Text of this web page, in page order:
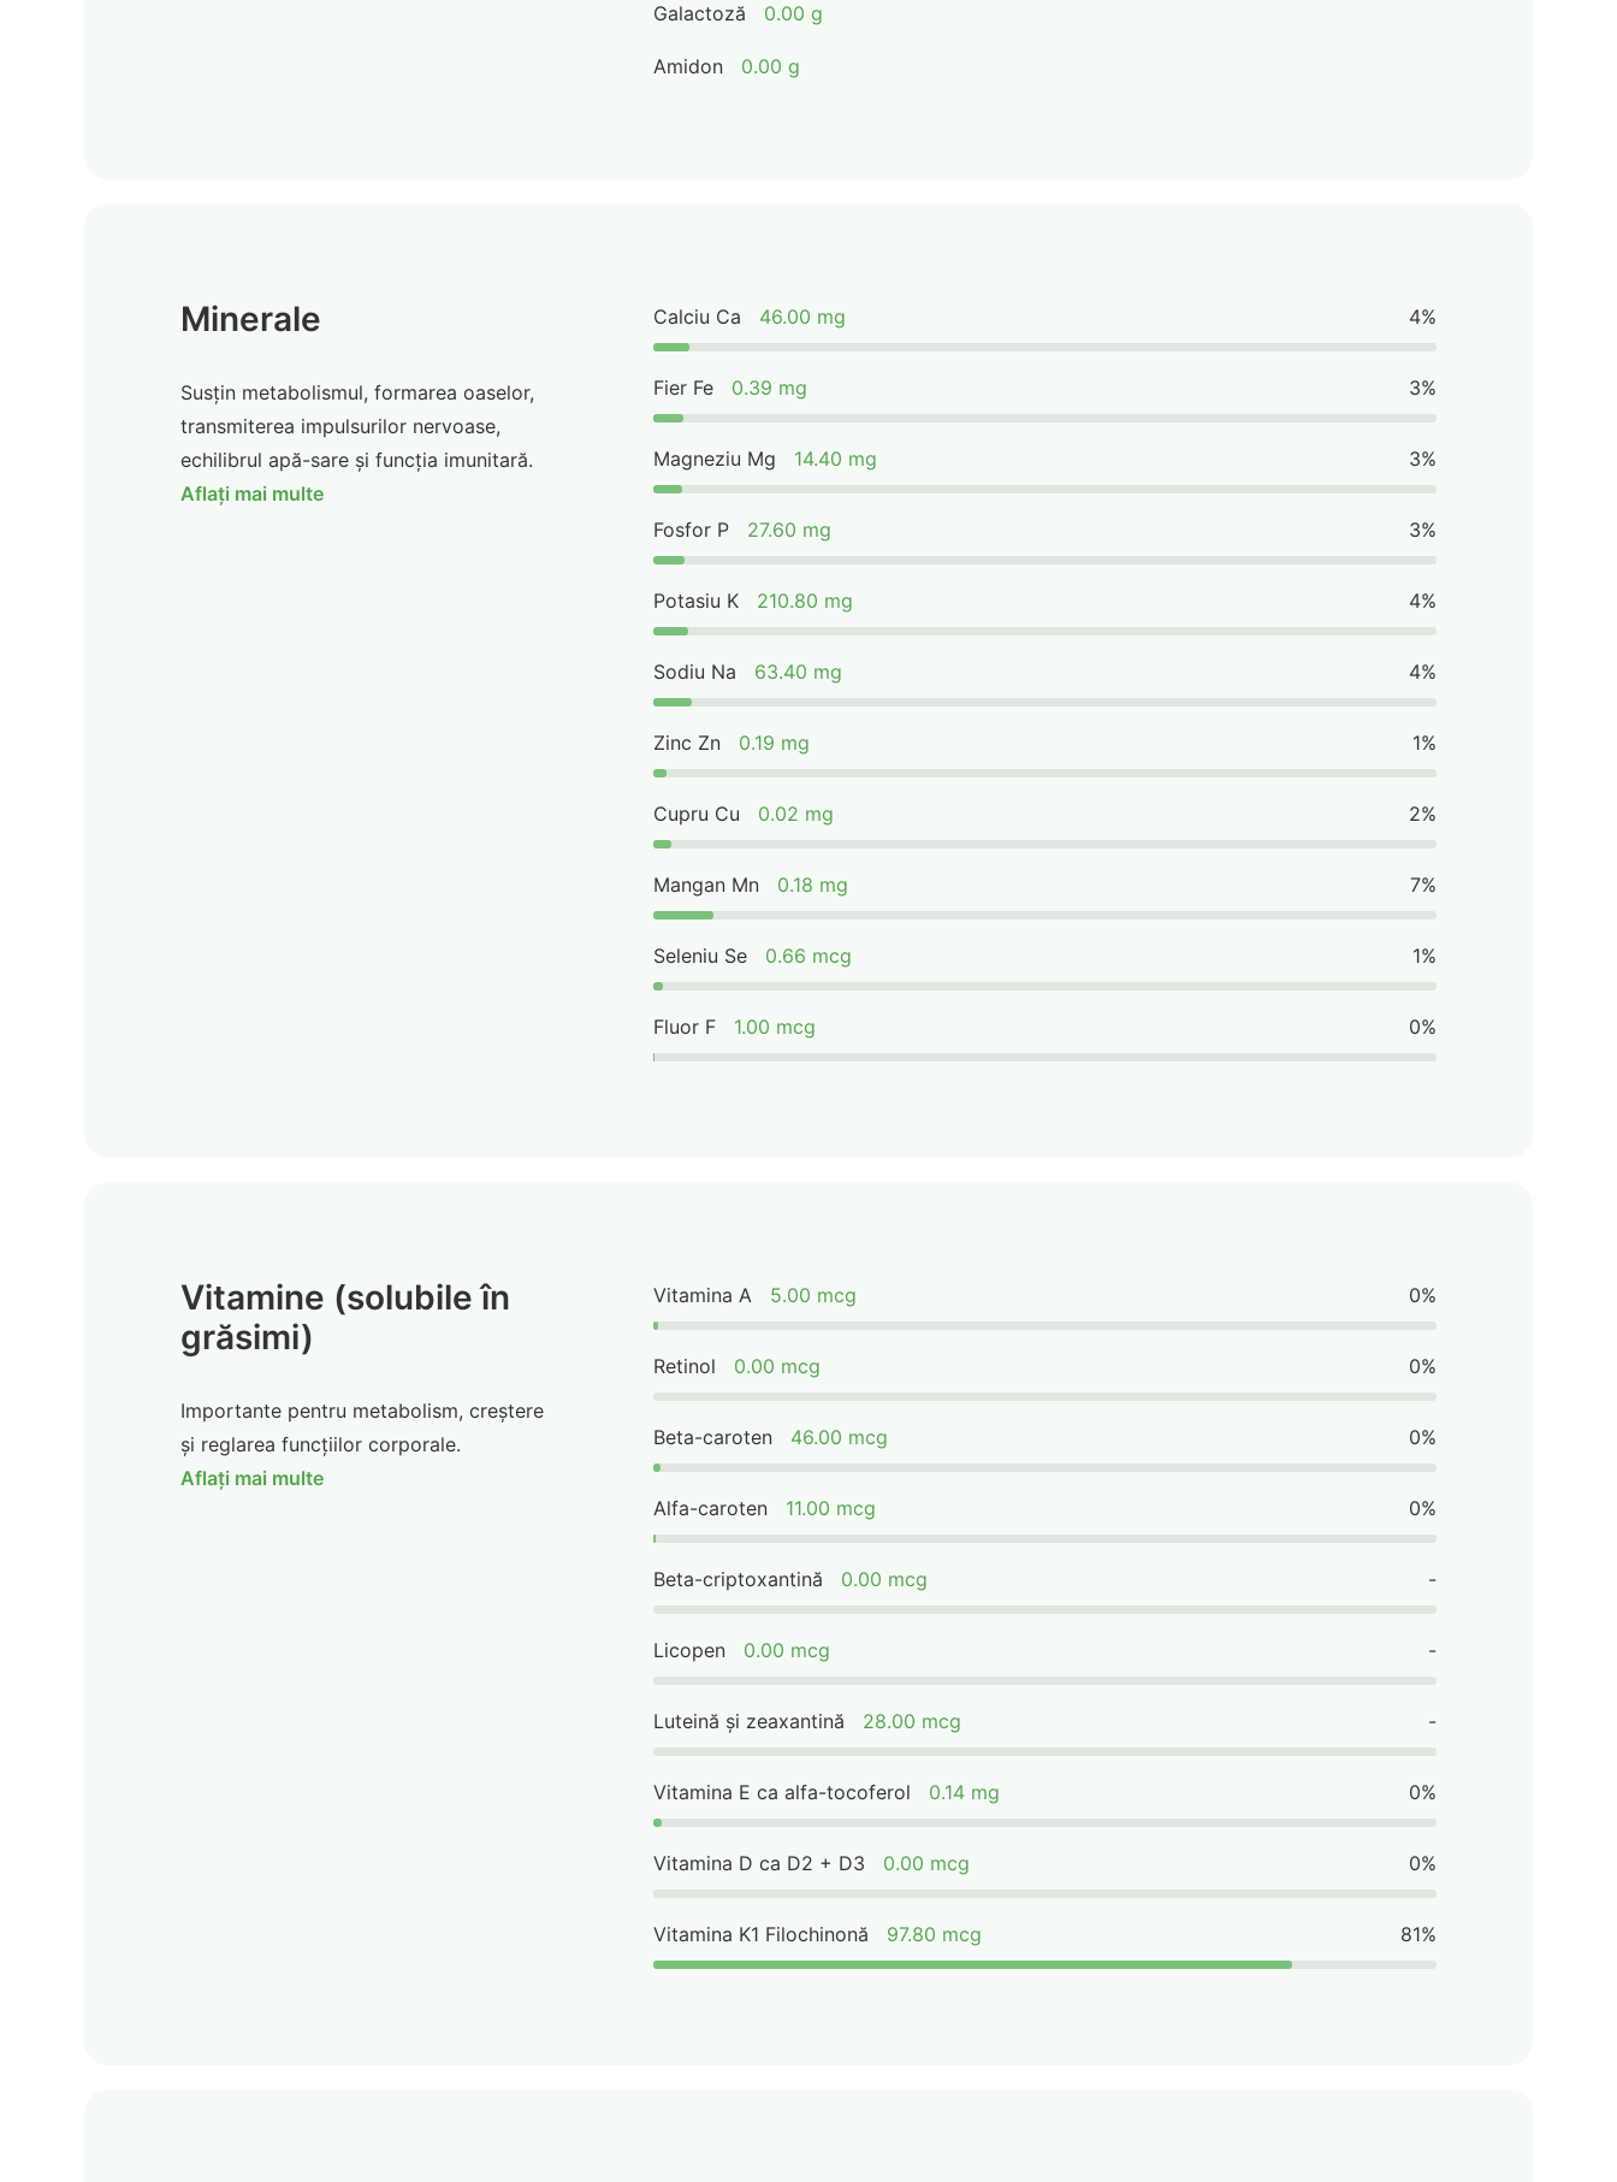
Galactoză 0.00 g
Amidon 0.00 g
Minerale
Susțin metabolismul, formarea oaselor,
transmiterea impulsurilor nervoase,
echilibrul apă-sare și funcția imunitară.
Aflați mai multe
Calciu Ca 46.00 mg 4%
Fier Fe 0.39 mg 3%
Magneziu Mg 14.40 mg 3%
Fosfor P 27.60 mg 3%
Potasiu K 210.80 mg 4%
Sodiu Na 63.40 mg 4%
Zinc Zn 0.19 mg 1%
Cupru Cu 0.02 mg 2%
Mangan Mn 0.18 mg 7%
Seleniu Se 0.66 mcg 1%
Fluor F 1.00 mcg 0%
Vitamine (solubile în
grăsimi)
Importante pentru metabolism, creștere
și reglarea funcțiilor corporale.
Aflați mai multe
Vitamina A 5.00 mcg 0%
Retinol 0.00 mcg 0%
Beta-caroten 46.00 mcg 0%
Alfa-caroten 11.00 mcg 0%
Beta-criptoxantină 0.00 mcg -
Licopen 0.00 mcg -
Luteină și zeaxantină 28.00 mcg -
Vitamina E ca alfa-tocoferol 0.14 mg 0%
Vitamina D ca D2 + D3 0.00 mcg 0%
Vitamina K1 Filochinonă 97.80 mcg 81%